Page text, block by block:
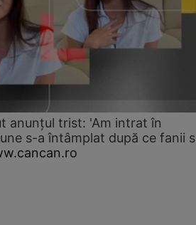
anunțul trist: 'Am intrat în
s-a întâmplat după ce fanii